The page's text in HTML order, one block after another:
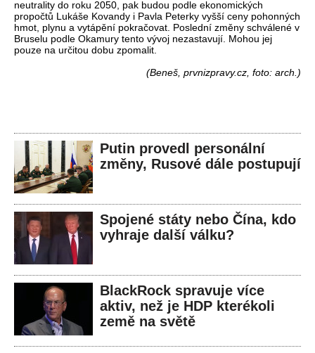
neutrality do roku 2050, pak budou podle ekonomických
propočtů Lukáše Kovandy i Pavla Peterky vyšší ceny pohonných
hmot, plynu a vytápění pokračovat. Poslední změny schválené v
Bruselu podle Okamury tento vývoj nezastavují. Mohou jej
pouze na určitou dobu zpomalit.
(Beneš, prvnizpravy.cz, foto: arch.)
Putin provedl personální
změny, Rusové dále postupují
Spojené státy nebo Čína, kdo
vyhraje další válku?
BlackRock spravuje více
aktiv, než je HDP kterékoli
země na světě